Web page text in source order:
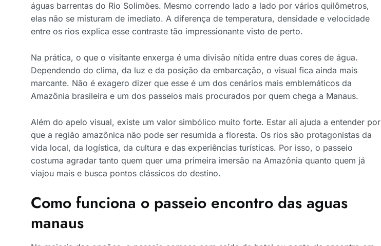
águas barrentas do Rio Solimões. Mesmo correndo lado a lado por vários quilômetros,
elas não se misturam de imediato. A diferença de temperatura, densidade e velocidade
entre os rios explica esse contraste tão impressionante visto de perto.
Na prática, o que o visitante enxerga é uma divisão nítida entre duas cores de água.
Dependendo do clima, da luz e da posição da embarcação, o visual fica ainda mais
marcante. Não é exagero dizer que esse é um dos cenários mais emblemáticos da
Amazônia brasileira e um dos passeios mais procurados por quem chega a Manaus.
Além do apelo visual, existe um valor simbólico muito forte. Estar ali ajuda a entender por
que a região amazônica não pode ser resumida a floresta. Os rios são protagonistas da
vida local, da logística, da cultura e das experiências turísticas. Por isso, o passeio
costuma agradar tanto quem quer uma primeira imersão na Amazônia quanto quem já
viajou mais e busca pontos clássicos do destino.
Como funciona o passeio encontro das aguas
manaus